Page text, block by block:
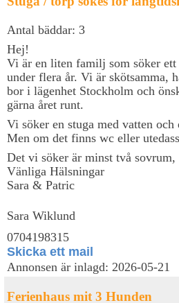
Antal bäddar: 3
Hej!
Vi är en liten familj som söker
under flera år. Vi är skötsamma,
bor i lägenhet Stockholm och
gärna året runt.
Vi söker en stuga med vatten
Men om det finns wc eller
Det vi söker är minst två
Vänliga Hälsningar
Sara & Patric
Sara Wiklund
0704198315
Skicka ett mail
Annonsen är inlagd: 2026-05-21
Ferienhaus mit 3 Hunden